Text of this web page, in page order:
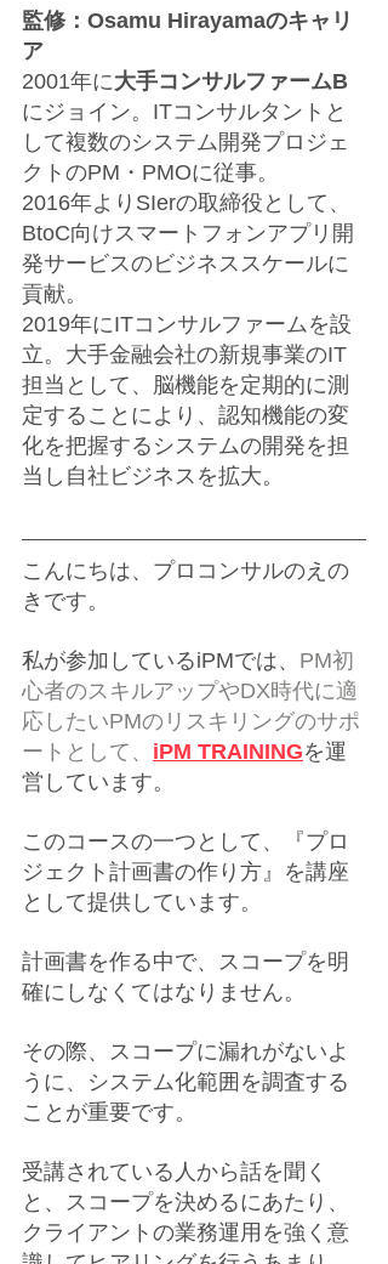
監修：Osamu Hirayamaのキャリ
ア
2001年に大手コンサルファームB
にジョイン。ITコンサルタントと
して複数のシステム開発プロジェ
クトのPM・PMOに従事。
2016年よりSIerの取締役として、
BtoC向けスマートフォンアプリ開
発サービスのビジネススケールに
貢献。
2019年にITコンサルファームを設
立。大手金融会社の新規事業のIT
担当として、脳機能を定期的に測
定することにより、認知機能の変
化を把握するシステムの開発を担
当し自社ビジネスを拡大。
こんにちは、プロコンサルのえの
きです。
私が参加しているiPMでは、 PM初
心者のスキルアップやDX時代に適
応したいPMのリスキリングのサポ
ートとして、 iPM TRAININGを運
営しています。
このコースの一つとして、『プロ
ジェクト計画書の作り方』を講座
として提供しています。
計画書を作る中で、スコープを明
確にしなくてはなりません。
その際、スコープに漏れがないよ
うに、システム化範囲を調査する
ことが重要です。
受講されている人から話を聞く
と、スコープを決めるにあたり、
クライアントの業務運用を強く意